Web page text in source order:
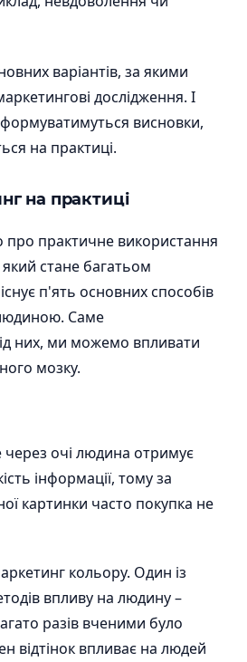
варіантів, за якими
дослідження. І
висновки,
на практиці.
на практиці
практичне використання
стане багатьом
п'ять основних способів
Саме
них, ми можемо впливати
мозку.
через очі людина отримує
інформації, тому за
картинки часто покупка не
кольору. Один із
впливу на людину –
разів вченими було
відтінок впливає на людей